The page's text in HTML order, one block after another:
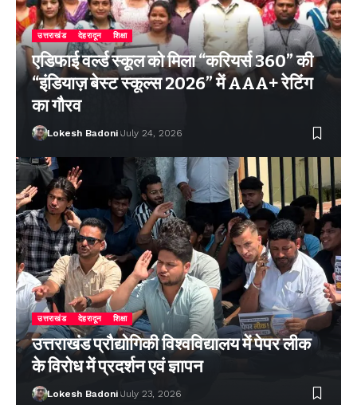
उत्तराखंड देहरादून शिक्षा
एडिफाई वर्ल्ड स्कूल को मिला “करियर्स 360” की
“इंडियाज़ बेस्ट स्कूल्स 2026” में AAA+ रेटिंग
का गौरव
Lokesh Badoni July 24, 2026
उत्तराखंड देहरादून शिक्षा
उत्तराखंड प्रौद्योगिकी विश्वविद्यालय में पेपर लीक
के विरोध में प्रदर्शन एवं ज्ञापन
Lokesh Badoni July 23, 2026